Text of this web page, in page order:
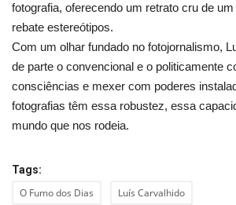
fotografia, oferecendo um retrato cru de
rebate estereótipos.
Com um olhar fundado no fotojornalismo,
de parte o convencional e o politicamente
consciências e mexer com poderes
fotografias têm essa robustez, essa
mundo que nos rodeia.
Tags:
O Fumo dos Dias Luís Carvalhido